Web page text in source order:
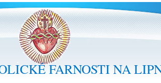
FARNOSTI NA